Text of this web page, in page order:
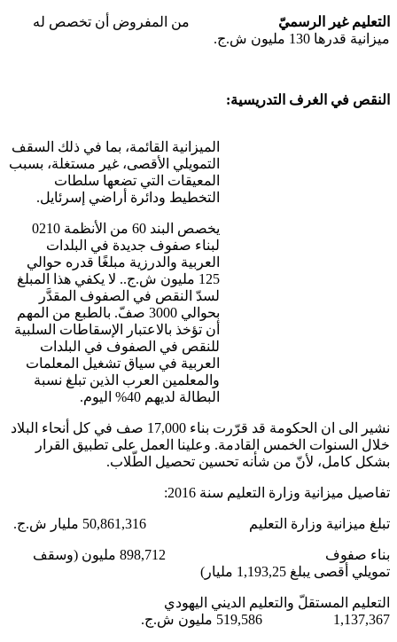
التعليم غير الرسميّ
من المفروض أن تخصص له
ميزانية قدرها 130 مليون ش.ج.
النقص في الغرف التدريسية:
الميزانية القائمة، بما في ذلك السقف
التمويلي الأقصى، غير مستغلة، بسبب
المعيقات التي تضعها سلطات
التخطيط ودائرة أراضي إسرئايل.
يخصص البند 60 من الأنظمة 0210
لبناء صفوف جديدة في البلدات
العربية والدرزية مبلغًا قدره حوالي
125 مليون ش.ج.. لا يكفي هذا المبلغ
لسدّ النقص في الصفوف المقدَّر
بحوالي 3000 صفّ. بالطبع من المهم
أن تؤخذ بالاعتبار الإسقاطات السلبية
للنقص في الصفوف في البلدات
العربية في سياق تشغيل المعلمات
والمعلمين العرب الذين تبلغ نسبة
البطالة لديهم 40% اليوم.
نشير الى ان الحكومة قد قرّرت بناء 17,000 صف في كل أنحاء البلاد
خلال السنوات الخمس القادمة. وعلينا العمل على تطبيق القرار
بشكل كامل، لأنّ من شأنه تحسين تحصيل الطّلاب.
تفاصيل ميزانية وزارة التعليم سنة 2016:
تبلغ ميزانية وزارة التعليم 50,861,316 مليار ش.ج.
بناء صفوف 898,712 مليون (وسقف
تمويلي أقصى يبلغ 1,193,25 مليار)
التعليم المستقلّ والتعليم الديني اليهودي
1,137,367 519,586 مليون ش.ج.